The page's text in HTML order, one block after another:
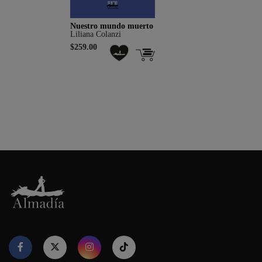
Nuestro mundo muerto
Liliana Colanzi
$259.00
Nuestro sitio web utiliza cookies para proporcionar su
experiencia de navegación e información relevante. Antes de